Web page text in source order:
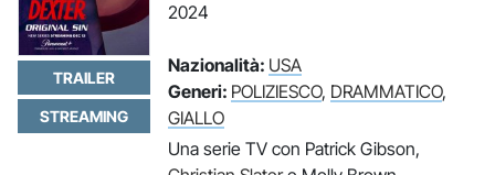
TRAILER
STREAMING
2024
Nazionalità: USA
Generi: POLIZIESCO, DRAMMATICO,
GIALLO
Una serie TV con Patrick Gibson,